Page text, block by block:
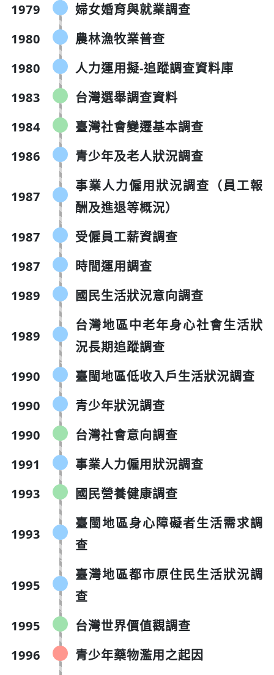
1979
婦女婚育與就業調查
1980
農林漁牧業普查
1980
人力運用擬-追蹤調查資料庫
1983
台灣選舉調查資料
1984
臺灣社會變遷基本調查
1986
青少年及老人狀況調查
1987
事業人力僱用狀況調查（員工報
酬及進退等概況）
1987
受僱員工薪資調查
1987
時間運用調查
1989
國民生活狀況意向調查
1989
台灣地區中老年身心社會生活狀
況長期追蹤調查
1990
臺閩地區低收入戶生活狀況調查
1990
青少年狀況調查
1990
台灣社會意向調查
1991
事業人力僱用狀況調查
1993
國民營養健康調查
1993
臺閩地區身心障礙者生活需求調
查
1995
臺灣地區都市原住民生活狀況調
查
1995
台灣世界價值觀調查
1996
青少年藥物濫用之起因